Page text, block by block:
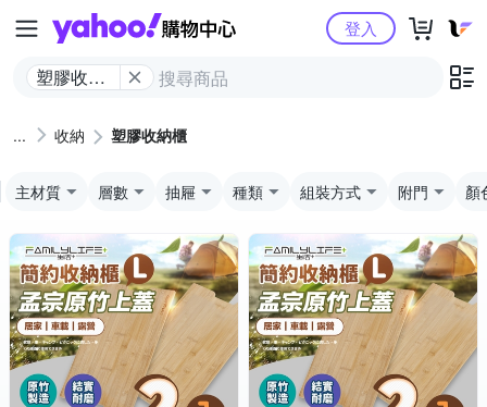
Yahoo購物中心
塑膠收納
登入
收納 塑膠收納櫃
主材質 層數 抽屜 種類 組裝方式 附門 顏